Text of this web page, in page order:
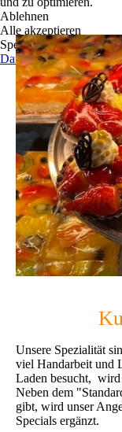
Unsere Spezialität
viel Handarbeit und
Laden besucht, wird
Neben dem
gibt, wird unser
Specials ergänzt.
Ablehnen
Alle akzeptieren
Speichern
Datenschutz